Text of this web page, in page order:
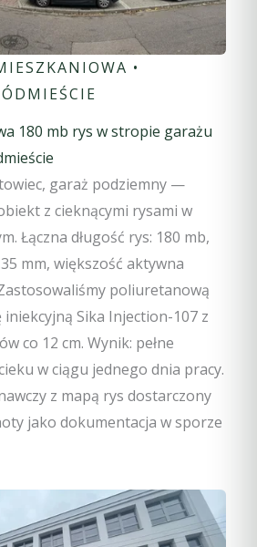
•
180 mb rys w stropie garażu
garaż podziemny —
z cieknącymi rysami w
Łączna długość rys: 180 mb,
mm, większość aktywna
poliuretanową
Sika Injection-107 z
co 12 cm. Wynik: pełne
w ciągu jednego dnia pracy.
z mapą rys dostarczony
jako dokumentacja w sporze